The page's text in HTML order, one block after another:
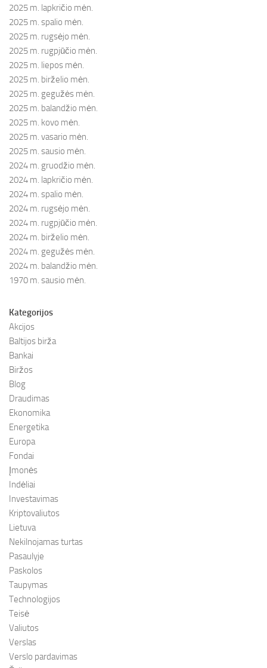
2025 m. lapkričio mėn.
2025 m. spalio mėn.
2025 m. rugsėjo mėn.
2025 m. rugpjūčio mėn.
2025 m. liepos mėn.
2025 m. birželio mėn.
2025 m. gegužės mėn.
2025 m. balandžio mėn.
2025 m. kovo mėn.
2025 m. vasario mėn.
2025 m. sausio mėn.
2024 m. gruodžio mėn.
2024 m. lapkričio mėn.
2024 m. spalio mėn.
2024 m. rugsėjo mėn.
2024 m. rugpjūčio mėn.
2024 m. birželio mėn.
2024 m. gegužės mėn.
2024 m. balandžio mėn.
1970 m. sausio mėn.
Kategorijos
Akcijos
Baltijos birža
Bankai
Biržos
Blog
Draudimas
Ekonomika
Energetika
Europa
Fondai
Įmonės
Indėliai
Investavimas
Kriptovaliutos
Lietuva
Nekilnojamas turtas
Pasaulyje
Paskolos
Taupymas
Technologijos
Teisė
Valiutos
Verslas
Verslo pardavimas